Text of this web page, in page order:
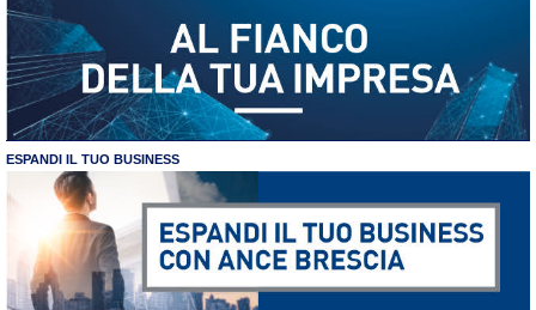
ESPANDI IL TUO BUSINESS